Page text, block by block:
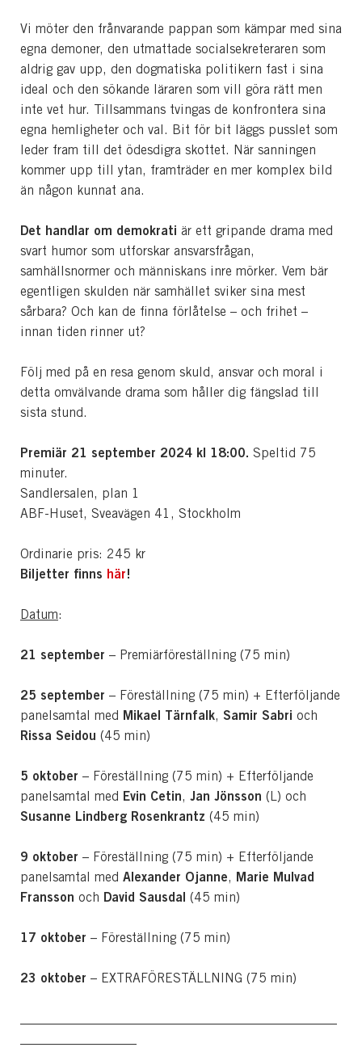
Vi möter den frånvarande pappan som kämpar med sina
egna demoner, den utmattade socialsekreteraren som
aldrig gav upp, den dogmatiska politikern fast i sina
ideal och den sökande läraren som vill göra rätt men
inte vet hur. Tillsammans tvingas de konfrontera sina
egna hemligheter och val. Bit för bit läggs pusslet som
leder fram till det ödesdigra skottet. När sanningen
kommer upp till ytan, framträder en mer komplex bild
än någon kunnat ana.
Det handlar om demokrati är ett gripande drama med
svart humor som utforskar ansvarsfrågan,
samhällsnormer och människans inre mörker. Vem bär
egentligen skulden när samhället sviker sina mest
sårbara? Och kan de finna förlåtelse – och frihet –
innan tiden rinner ut?
Följ med på en resa genom skuld, ansvar och moral i
detta omvälvande drama som håller dig fängslad till
sista stund.
Premiär 21 september 2024 kl 18:00. Speltid 75
minuter.
Sandlersalen, plan 1
ABF-Huset, Sveavägen 41, Stockholm
Ordinarie pris: 245 kr
Biljetter finns här!
Datum:
21 september – Premiärföreställning (75 min)
25 september – Föreställning (75 min) + Efterföljande
panelsamtal med Mikael Tärnfalk, Samir Sabri och
Rissa Seidou (45 min)
5 oktober – Föreställning (75 min) + Efterföljande
panelsamtal med Evin Cetin, Jan Jönsson (L) och
Susanne Lindberg Rosenkrantz (45 min)
9 oktober – Föreställning (75 min) + Efterföljande
panelsamtal med Alexander Ojanne, Marie Mulvad
Fransson och David Sausdal (45 min)
17 oktober – Föreställning (75 min)
23 oktober – EXTRAFÖRESTÄLLNING (75 min)